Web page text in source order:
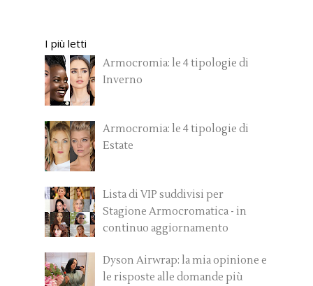
I più letti
Armocromia: le 4 tipologie di
Inverno
Armocromia: le 4 tipologie di
Estate
Lista di VIP suddivisi per
Stagione Armocromatica - in
continuo aggiornamento
Dyson Airwrap: la mia opinione e
le risposte alle domande più